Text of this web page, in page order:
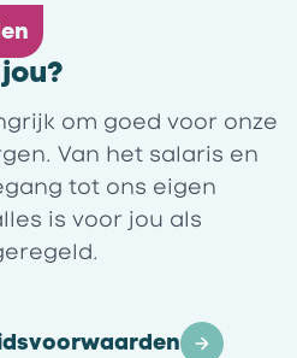
om goed voor onze
Van het salaris en
tot ons eigen
is voor jou als